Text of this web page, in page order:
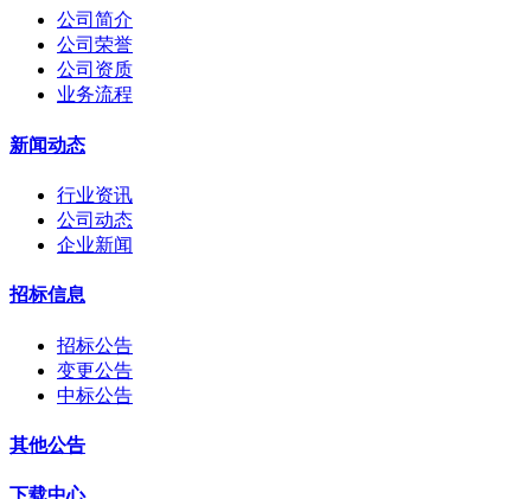
公司简介
公司荣誉
公司资质
业务流程
新闻动态
行业资讯
公司动态
企业新闻
招标信息
招标公告
变更公告
中标公告
其他公告
下载中心